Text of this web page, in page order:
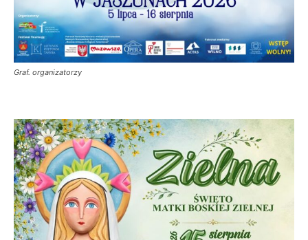
Graf. organizatorzy